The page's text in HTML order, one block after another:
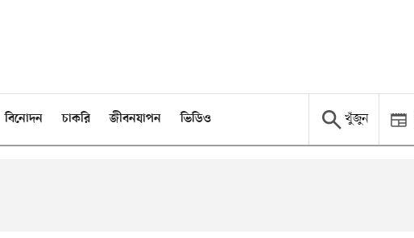
বিনোদন চাকরি জীবনযাপন ভিডিও খুঁজুন